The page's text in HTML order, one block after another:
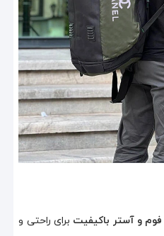
فوم و آستر باکیفیت برای راحتی و